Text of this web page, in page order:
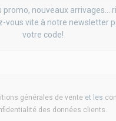
nouveaux arrivages...
vous vite à notre newsletter
votre code!
générales de vente et les
des données clients